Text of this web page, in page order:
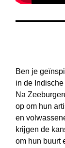
Ben je
in de
Na
op om hun
en
krijgen de
om hun buurt